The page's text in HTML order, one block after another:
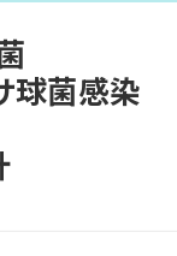
球菌感染